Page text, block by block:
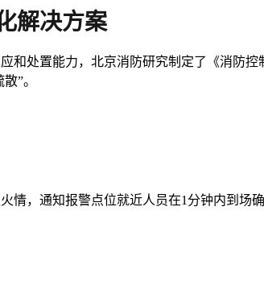
解决方案
处置能力，北京消防研究制定了《消防
”。
，通知报警点位就近人员在1分钟内到场